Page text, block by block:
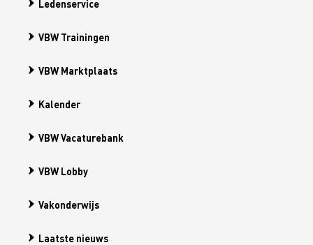
Ledenservice
VBW Trainingen
VBW Marktplaats
Kalender
VBW Vacaturebank
VBW Lobby
Vakonderwijs
Laatste nieuws